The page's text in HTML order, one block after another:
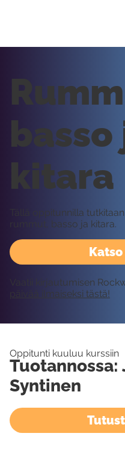
basso
kitara
Tällä oppitunnilla
rummut, basso ja kitara.
Vaatii kirjautumisen
päivää ilmaiseksi tästä!
Oppitunti kuuluu kurssiin
Syntinen